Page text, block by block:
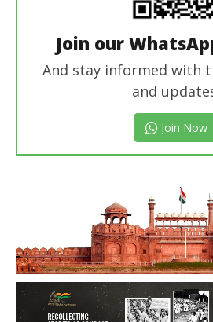
Join our
And stay informed with
and
Join Now